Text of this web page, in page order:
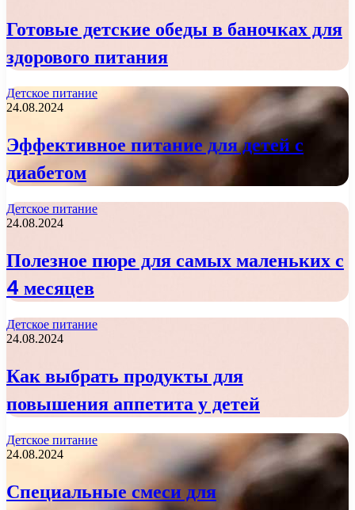
Готовые детские обеды в баночках для
здорового питания
Детское питание
24.08.2024
Эффективное питание для детей с
диабетом
Детское питание
24.08.2024
Полезное пюре для самых маленьких с
4 месяцев
Детское питание
24.08.2024
Как выбрать продукты для
повышения аппетита у детей
Детское питание
24.08.2024
Специальные смеси для